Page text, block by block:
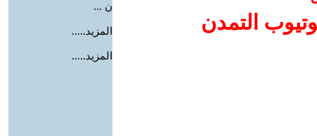
التمدن
ن ...
المزيد.....
المزيد.....